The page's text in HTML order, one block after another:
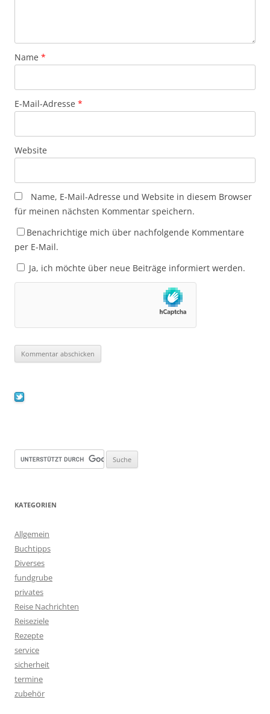
Name *
E-Mail-Adresse *
Website
Name, E-Mail-Adresse und Website in diesem Browser
für meinen nächsten Kommentar speichern.
Benachrichtige mich über nachfolgende Kommentare
per E-Mail.
Ja, ich möchte über neue Beiträge informiert werden.
KATEGORIEN
Allgemein
Buchtipps
Diverses
fundgrube
privates
Reise Nachrichten
Reiseziele
Rezepte
service
sicherheit
termine
zubehör